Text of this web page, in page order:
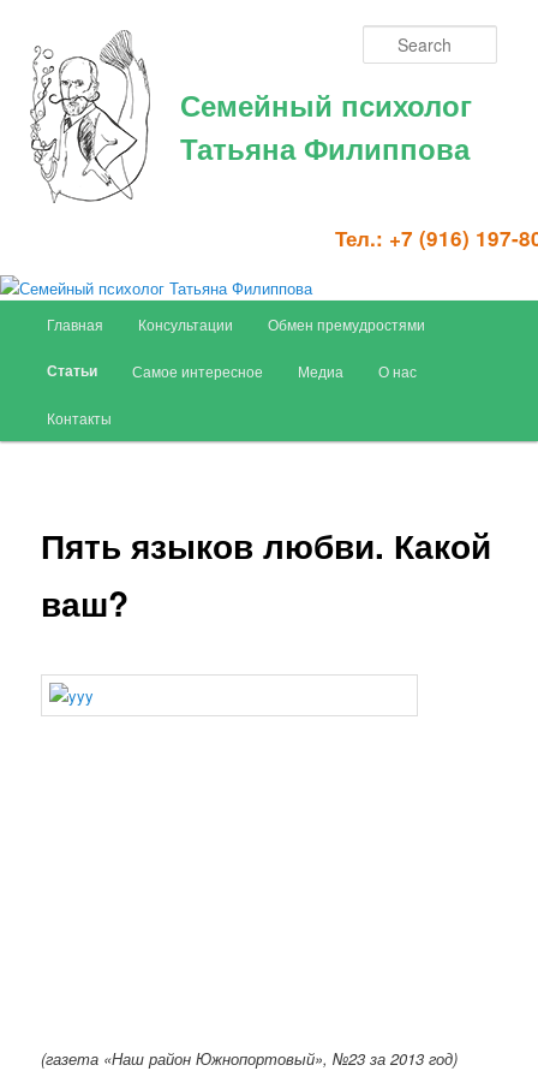
Семейный психолог
Татьяна Филиппова
Тел.: +7 (916) 197-
Skip to primary content
Главная Консультации Обмен премудростями
Статьи Самое интересное Медиа О нас
Контакты
Пять языков любви. Какой
ваш?
(газета «Наш район Южнопортовый», №23 за 2013 год)